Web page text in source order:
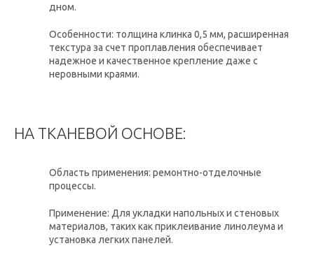
дном.
Особенности: толщина клинка 0,5 мм, расширенная
текстура за счет проплавления обеспечивает
надежное и качественное крепление даже с
неровными краями.
НА ТКАНЕВОЙ ОСНОВЕ:
Область применения: ремонтно-отделочные
процессы.
Применение: Для укладки напольных и стеновых
материалов, таких как приклеивание линолеума и
установка легких панелей.